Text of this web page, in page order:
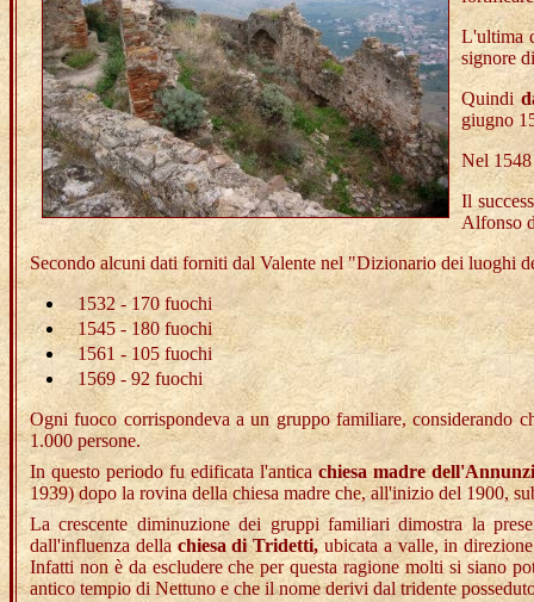
L'ultima
signore
Quindi
giugno
Nel 1548
Il
Alfonso
Secondo alcuni dati forniti dal Valente nel "Dizionario dei luoghi
1532 - 170 fuochi
1545 - 180 fuochi
1561 - 105 fuochi
1569 - 92 fuochi
Ogni fuoco corrispondeva a un gruppo familiare, considerando
1.000 persone.
In questo periodo fu edificata l'anticachiesa madre
1939) dopo la rovina della chiesa madre che, all'inizio del 1900,
La crescente diminuzione dei gruppi familiari dimostra la
dall'influenza dellachiesa di Tridetti,ubicata a valle, in
Infatti non è da escludere che per questa ragione molti si siano
antico tempio di Nettuno e che il nome derivi dal tridente